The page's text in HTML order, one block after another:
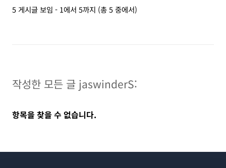
5 게시글 보임 - 1에서 5까지 (총 5 중에서)
작성한 모든 글 jaswinderS:
항목을 찾을 수 없습니다.